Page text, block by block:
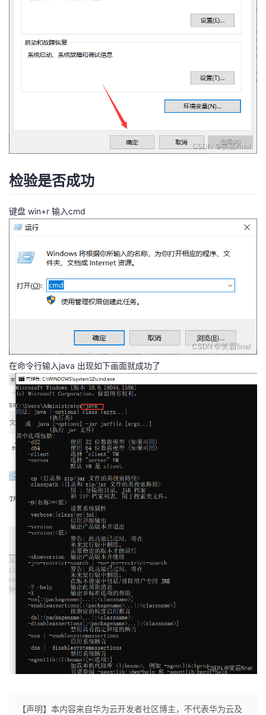
检验是否成功
键盘 win+r 输入cmd
在命令行输入java 出现如下画面就成功了
【声明】本内容来自华为云开发者社区博主，不代表华为云及